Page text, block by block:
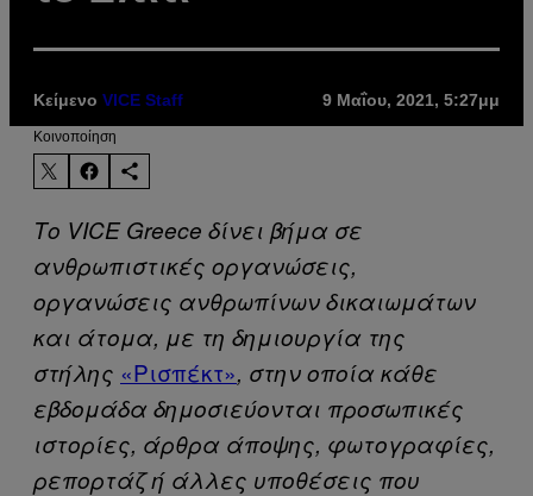
Κείμενο VICE Staff 9 Μαΐου, 2021, 5:27μμ
Kοινοποίηση
Το VICE Greece δίνει βήμα σε
ανθρωπιστικές οργανώσεις,
οργανώσεις ανθρωπίνων δικαιωμάτων
και άτομα, με τη δημιουργία της
στήλης «Ρισπέκτ», στην οποία κάθε
εβδομάδα δημοσιεύονται προσωπικές
ιστορίες, άρθρα άποψης, φωτογραφίες,
ρεπορτάζ ή άλλες υποθέσεις που